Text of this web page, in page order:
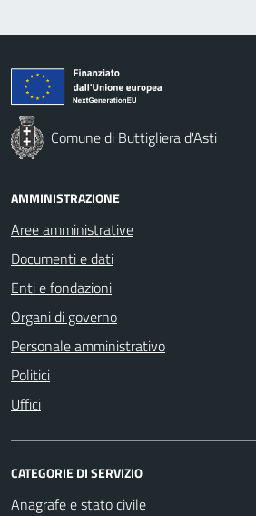
Comune di Buttigliera d'Asti
AMMINISTRAZIONE
Aree amministrative
Documenti e dati
Enti e fondazioni
Organi di governo
Personale amministrativo
Politici
Uffici
CATEGORIE DI SERVIZIO
Anagrafe e stato civile